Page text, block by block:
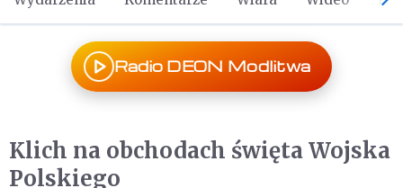
Radio DEON Modlitwa
Klich na obchodach święta Wojska
Polskiego